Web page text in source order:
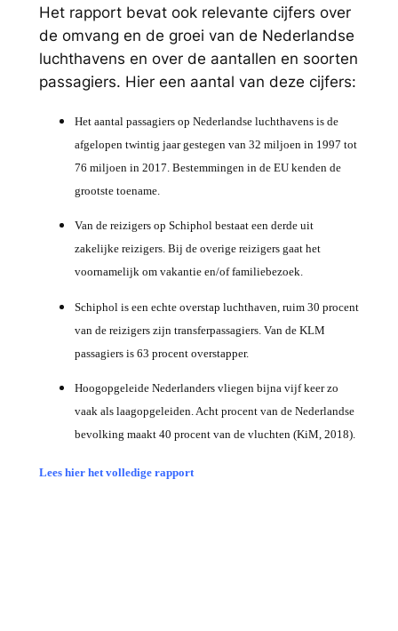
Het rapport bevat ook relevante cijfers over
de omvang en de groei van de Nederlandse
luchthavens en over de aantallen en soorten
passagiers. Hier een aantal van deze cijfers:
Het aantal passagiers op Nederlandse luchthavens is de
afgelopen twintig jaar gestegen van 32 miljoen in 1997 tot
76 miljoen in 2017. Bestemmingen in de EU kenden de
grootste toename.
Van de reizigers op Schiphol bestaat een derde uit
zakelijke reizigers. Bij de overige reizigers gaat het
voornamelijk om vakantie en/of familiebezoek.
Schiphol is een echte overstap luchthaven, ruim 30 procent
van de reizigers zijn transferpassagiers. Van de KLM
passagiers is 63 procent overstapper.
Hoogopgeleide Nederlanders vliegen bijna vijf keer zo
vaak als laagopgeleiden. Acht procent van de Nederlandse
bevolking maakt 40 procent van de vluchten (KiM, 2018).
Lees hier het volledige rapport